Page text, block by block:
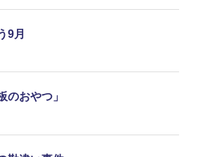
9月
のおやつ」